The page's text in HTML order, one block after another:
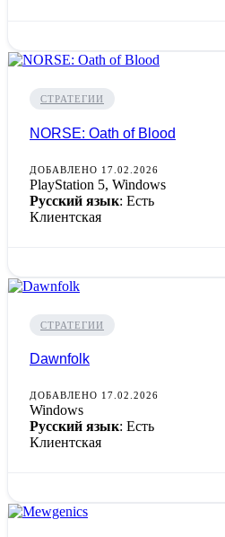
СТРАТЕГИИ
NORSE: Oath of Blood
ДОБАВЛЕНО 17.02.2026
PlayStation 5, Windows
Русский язык: Есть
Клиентская
СТРАТЕГИИ
Dawnfolk
ДОБАВЛЕНО 17.02.2026
Windows
Русский язык: Есть
Клиентская